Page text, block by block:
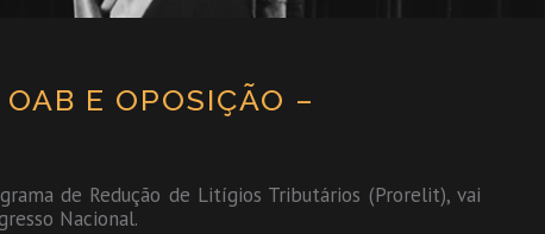
E OPOSIÇÃO –
de Redução de Litígios Tributários (Prorelit), vai
Nacional.